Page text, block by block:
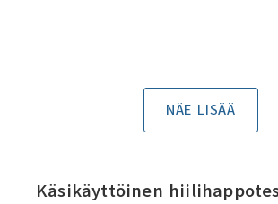
NÄE LISÄÄ
Käsikäyttöinen